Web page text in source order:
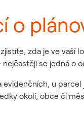
o
zda je ve
se jedná o
u
okolí, obce či